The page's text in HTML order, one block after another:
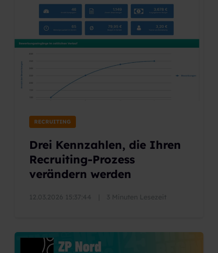
RECRUITING
Drei Kennzahlen, die Ihren
Recruiting-Prozess
verändern werden